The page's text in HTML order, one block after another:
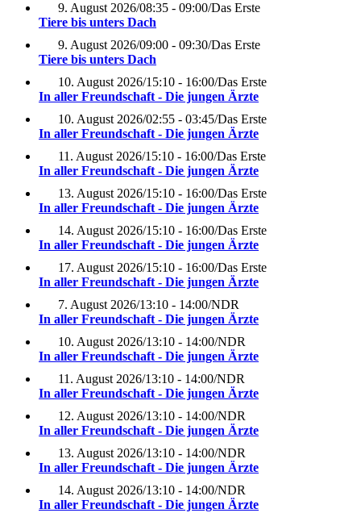
9. August 2026/08:35 - 09:00/Das Erste
Tiere bis unters Dach
9. August 2026/09:00 - 09:30/Das Erste
Tiere bis unters Dach
10. August 2026/15:10 - 16:00/Das Erste
In aller Freundschaft - Die jungen Ärzte
10. August 2026/02:55 - 03:45/Das Erste
In aller Freundschaft - Die jungen Ärzte
11. August 2026/15:10 - 16:00/Das Erste
In aller Freundschaft - Die jungen Ärzte
13. August 2026/15:10 - 16:00/Das Erste
In aller Freundschaft - Die jungen Ärzte
14. August 2026/15:10 - 16:00/Das Erste
In aller Freundschaft - Die jungen Ärzte
17. August 2026/15:10 - 16:00/Das Erste
In aller Freundschaft - Die jungen Ärzte
7. August 2026/13:10 - 14:00/NDR
In aller Freundschaft - Die jungen Ärzte
10. August 2026/13:10 - 14:00/NDR
In aller Freundschaft - Die jungen Ärzte
11. August 2026/13:10 - 14:00/NDR
In aller Freundschaft - Die jungen Ärzte
12. August 2026/13:10 - 14:00/NDR
In aller Freundschaft - Die jungen Ärzte
13. August 2026/13:10 - 14:00/NDR
In aller Freundschaft - Die jungen Ärzte
14. August 2026/13:10 - 14:00/NDR
In aller Freundschaft - Die jungen Ärzte